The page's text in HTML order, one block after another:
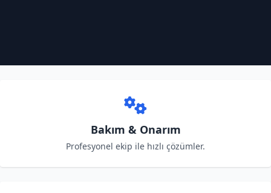
Bakım & Onarım
Profesyonel ekip ile hızlı çözümler.